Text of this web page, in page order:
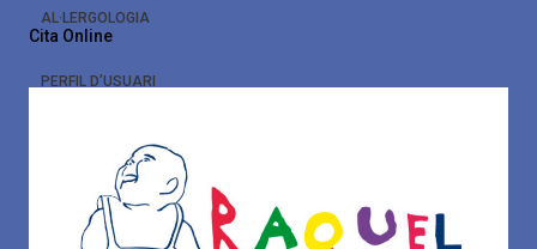
AL·LERGOLOGIA
Cita Online
PERFIL D’USUARI